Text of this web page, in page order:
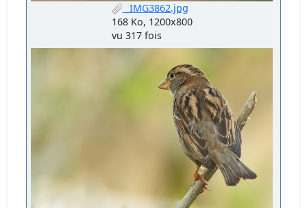
_IMG3862.jpg
168 Ko, 1200x800
vu 317 fois